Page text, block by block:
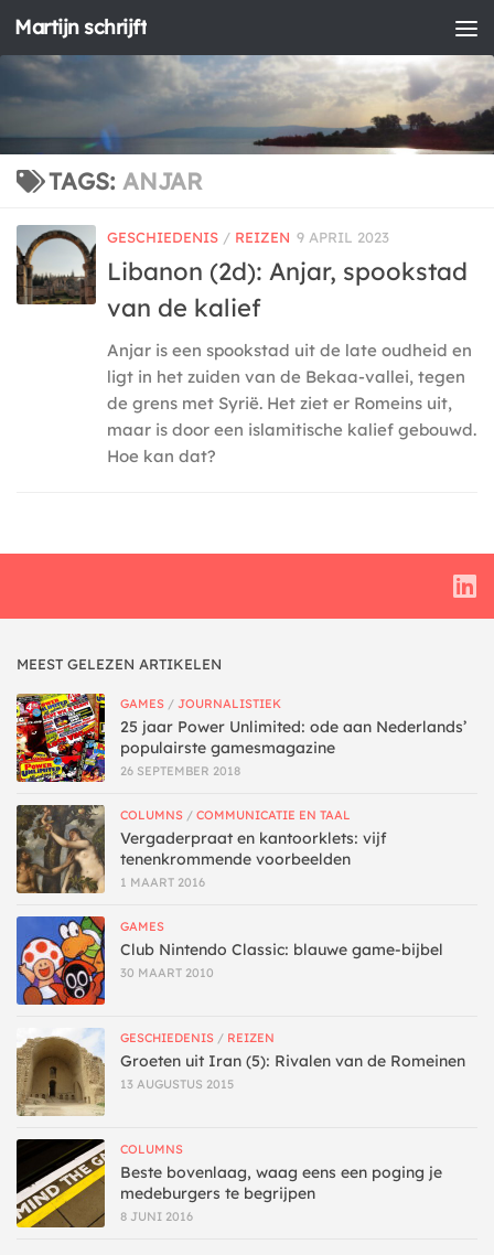
Doorgaan naar inhoud
Martijn schrijft
TAGS: ANJAR
GESCHIEDENIS / REIZEN 9 APRIL 2023
Libanon (2d): Anjar, spookstad
van de kalief
Anjar is een spookstad uit de late oudheid en
ligt in het zuiden van de Bekaa-vallei, tegen
de grens met Syrië. Het ziet er Romeins uit,
maar is door een islamitische kalief gebouwd.
Hoe kan dat?
MEEST GELEZEN ARTIKELEN
GAMES / JOURNALISTIEK
25 jaar Power Unlimited: ode aan Nederlands’
populairste gamesmagazine
26 SEPTEMBER 2018
COLUMNS / COMMUNICATIE EN TAAL
Vergaderpraat en kantoorklets: vijf
tenenkrommende voorbeelden
1 MAART 2016
GAMES
Club Nintendo Classic: blauwe game-bijbel
30 MAART 2010
GESCHIEDENIS / REIZEN
Groeten uit Iran (5): Rivalen van de Romeinen
13 AUGUSTUS 2015
COLUMNS
Beste bovenlaag, waag eens een poging je
medeburgers te begrijpen
8 JUNI 2016